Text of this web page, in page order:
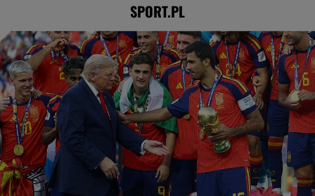
SPORT.PL